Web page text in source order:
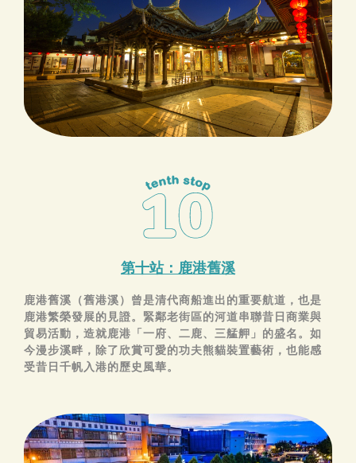
第十站：鹿港舊溪
鹿港舊溪（舊港溪）曾是清代商船進出的重要航道，也是
鹿港繁榮發展的見證。緊鄰老街區的河道串聯昔日商業與
貿易活動，造就鹿港「一府、二鹿、三艋舺」的盛名。如
今漫步溪畔，除了欣賞可愛的功夫熊貓裝置藝術，也能感
受昔日千帆入港的歷史風華。